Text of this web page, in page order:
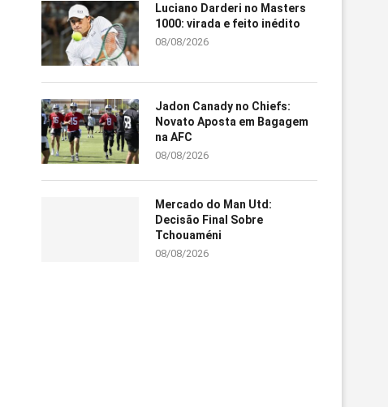
Luciano Darderi no Masters
1000: virada e feito inédito
08/08/2026
Jadon Canady no Chiefs:
Novato Aposta em Bagagem
na AFC
08/08/2026
Mercado do Man Utd:
Decisão Final Sobre
Tchouaméni
08/08/2026